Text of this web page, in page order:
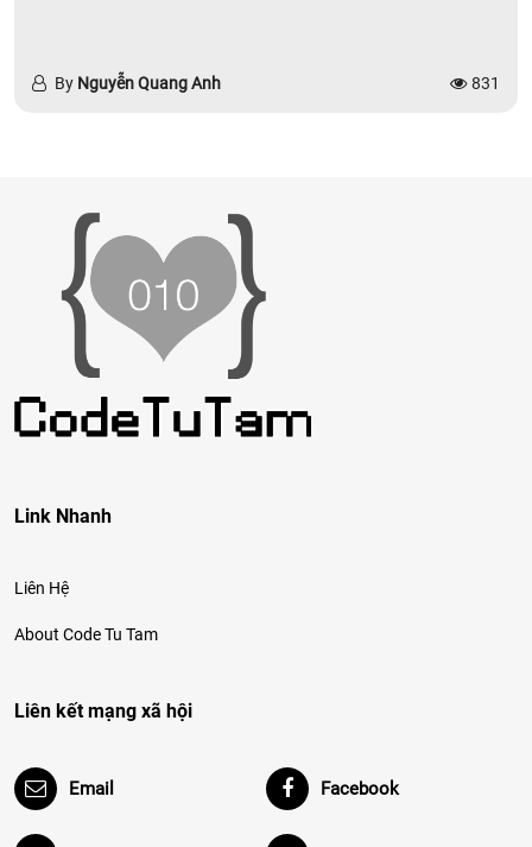
By Nguyễn Quang Anh 831
Link Nhanh
Liên Hệ
About Code Tu Tam
Liên kết mạng xã hội
Email Facebook